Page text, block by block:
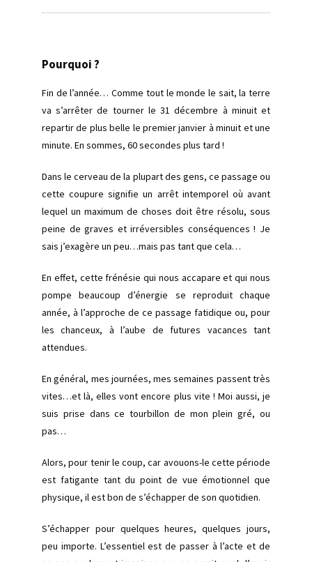
Pourquoi ?
Fin de l’année… Comme tout le monde le sait, la terre
va s’arrêter de tourner le 31 décembre à minuit et
repartir de plus belle le premier janvier à minuit et une
minute. En sommes, 60 secondes plus tard !
Dans le cerveau de la plupart des gens, ce passage ou
cette coupure signifie un arrêt intemporel où avant
lequel un maximum de choses doit être résolu, sous
peine de graves et irréversibles conséquences ! Je
sais j’exagère un peu…mais pas tant que cela…
En effet, cette frénésie qui nous accapare et qui nous
pompe beaucoup d’énergie se reproduit chaque
année, à l’approche de ce passage fatidique ou, pour
les chanceux, à l’aube de futures vacances tant
attendues.
En général, mes journées, mes semaines passent très
vites…et là, elles vont encore plus vite ! Moi aussi, je
suis prise dans ce tourbillon de mon plein gré, ou
pas…
Alors, pour tenir le coup, car avouons-le cette période
est fatigante tant du point de vue émotionnel que
physique, il est bon de s’échapper de son quotidien.
S’échapper pour quelques heures, quelques jours,
peu importe. L’essentiel est de passer à l’acte et de